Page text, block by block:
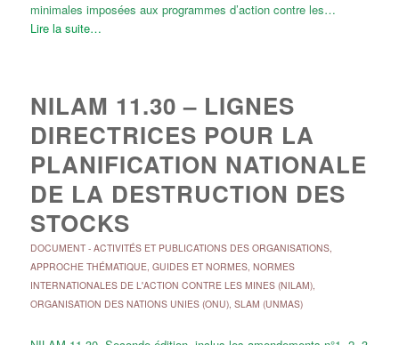
minimales imposées aux programmes d’action contre les…
Lire la suite…
NILAM 11.30 – LIGNES
DIRECTRICES POUR LA
PLANIFICATION NATIONALE
DE LA DESTRUCTION DES
STOCKS
DOCUMENT- ACTIVITÉS ET PUBLICATIONS DES ORGANISATIONS,
APPROCHE THÉMATIQUE, GUIDES ET NORMES, NORMES
INTERNATIONALES DE L'ACTION CONTRE LES MINES (NILAM),
ORGANISATION DES NATIONS UNIES (ONU), SLAM (UNMAS)